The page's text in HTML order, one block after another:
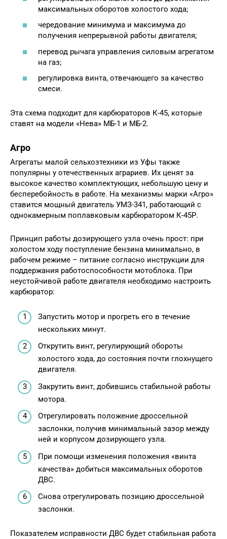
максимальных оборотов холостого хода;
чередование минимума и максимума до
получения непрерывной работы двигателя;
перевод рычага управления силовым агрегатом
на газ;
регулировка винта, отвечающего за качество
смеси.
Эта схема подходит для карбюраторов К-45, которые
ставят на модели «Нева» МБ-1 и МБ-2.
Агро
Агрегаты малой сельхозтехники из Уфы также
популярны у отечественных аграриев. Их ценят за
высокое качество комплектующих, небольшую цену и
бесперебойность в работе. На механизмы марки «Агро»
ставится мощный двигатель УМЗ-341, работающий с
однокамерным поплавковым карбюратором К-45Р.
Принцип работы дозирующего узла очень прост: при
холостом ходу поступление бензина минимально, в
рабочем режиме – питание согласно инструкции для
поддержания работоспособности мотоблока. При
неустойчивой работе двигателя необходимо настроить
карбюратор:
Запустить мотор и прогреть его в течение
нескольких минут.
Открутить винт, регулирующий обороты
холостого хода, до состояния почти глохнущего
двигателя.
Закрутить винт, добившись стабильной работы
мотора.
Отрегулировать положение дроссельной
заслонки, получив минимальный зазор между
ней и корпусом дозирующего узла.
При помощи изменения положения «винта
качества» добиться максимальных оборотов
ДВС.
Снова отрегулировать позицию дроссельной
заслонки.
Показателем исправности ДВС будет стабильная работа